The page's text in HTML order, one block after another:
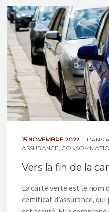
15 NOVEMBRE 2022 DANS
ASSURANCE
Vers la fin de la
La carte verte est le nom
certificat d’assurance, qui